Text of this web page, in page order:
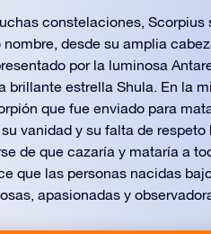
constelaciones, Scorpius
desde su amplia
por la luminosa
brillante estrella Shula. En la
que fue enviado para
vanidad y su falta de
de que cazaría y mataría a
que las personas nacidas
apasionadas y